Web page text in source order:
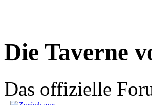
Die Taverne
Das offizielle